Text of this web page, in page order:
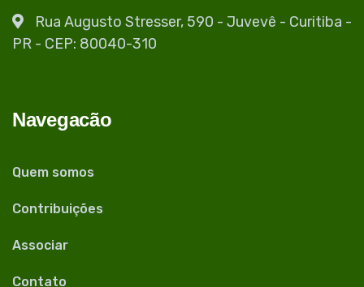
Rua Augusto Stresser, 590 - Juvevê - Curitiba -
PR - CEP: 80040-310
Navegacão
Quem somos
Contribuições
Associar
Contato